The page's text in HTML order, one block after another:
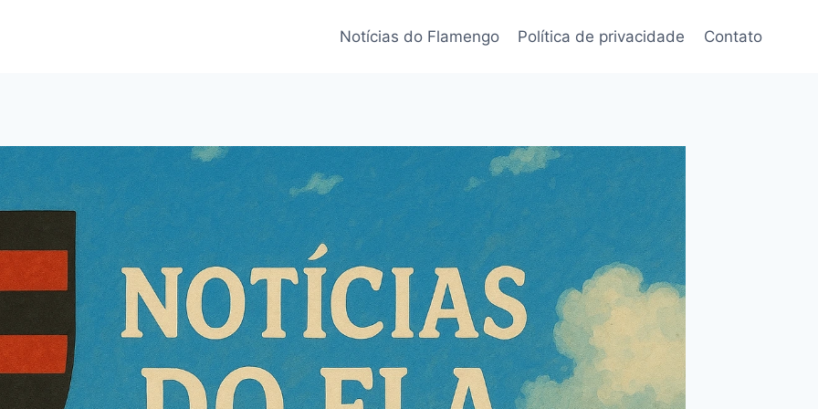
Notícias do Flamengo Política de privacidade Contato